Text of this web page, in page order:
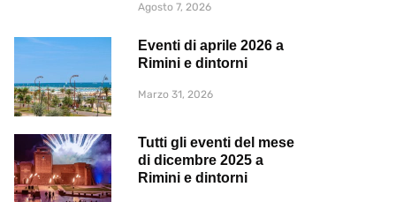
Agosto 7, 2026
Eventi di aprile 2026 a
Rimini e dintorni
Marzo 31, 2026
Tutti gli eventi del mese
di dicembre 2025 a
Rimini e dintorni